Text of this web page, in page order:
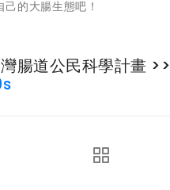
的大腸生態吧！
腸道公民科學計畫 >>